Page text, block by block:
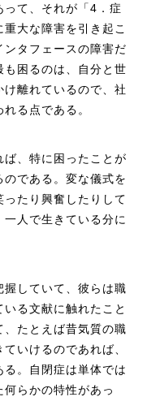
って、それが「4．症
大な障害を引き起こ
ンタフェースの障害だ
も困るのは、自分と世
離れているので、社
る点である。
、特に困ったことが
である。変な儀式を
たり興奮したりして
人で生きている分に
していて、彼らは職
る文献に触れたこと
たとえば昔気質の職
いけるのであれば、
。自閉症は単体では
らかの特性があっ